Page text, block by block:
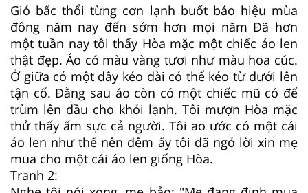
Gió bấc thổi từng cơn lạnh buốt báo hiệu mùa
đông năm nay đến sớm hơn mọi năm Đã hơn
một tuần nay tôi thấy Hòa mặc một chiếc áo len
thật đẹp. Áo có màu vàng tươi như màu hoa cúc.
Ở giữa có một dây kéo dài có thể kéo từ dưới lên
tận cổ. Đằng sau áo còn có một chiếc mũ có để
trùm lên đầu cho khỏi lạnh. Tôi mượn Hòa mặc
thử thấy ấm sực cả người. Tôi ao ước có một cái
áo len như thế nên đêm ấy tôi đã ngỏ lời xin mẹ
mua cho một cái áo len giống Hòa.
Tranh 2: